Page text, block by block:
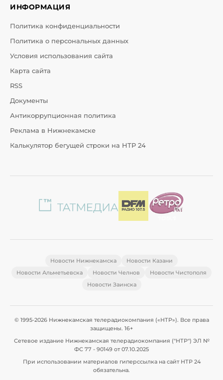
ИНФОРМАЦИЯ
Политика конфиденциальности
Политика о персональных данных
Условия использования сайта
Карта сайта
RSS
Документы
Антикоррупционная политика
Реклама в Нижнекамске
Калькулятор бегущей строки на НТР 24
Новости Нижнекамска
Новости Казани
Новости Альметьевска
Новости Челнов
Новости Чистополя
Новости Заинска
© 1995-2026 Нижнекамская телерадиокомпания («НТР»). Все права
защищены. 16+
Сетевое издание Нижнекамская телерадиокомпания ("НТР") ЭЛ №
ФС 77 - 90149 от 07.10.2025
При использовании материалов гиперссылка на сайт НТР 24
обязательна.